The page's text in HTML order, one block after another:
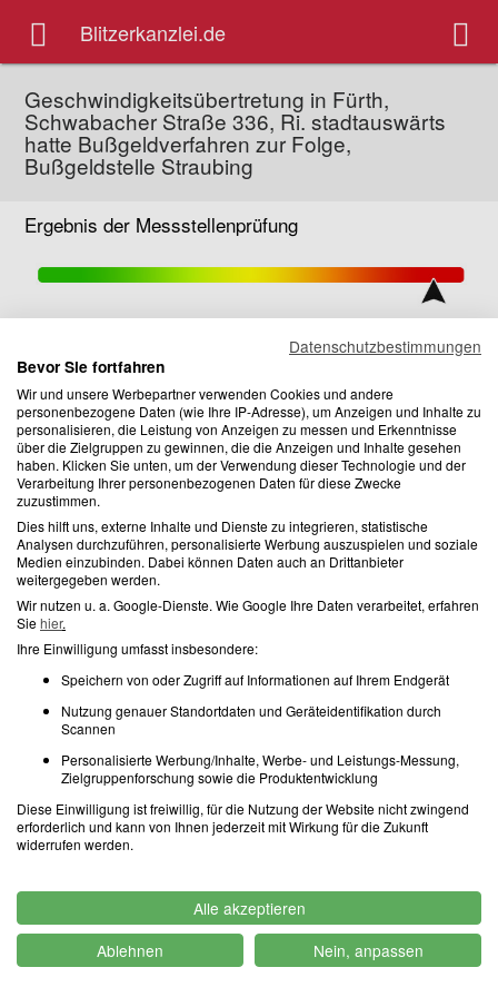
Blitzerkanzlei.de
Geschwindigkeitsübertretung in Fürth,
Schwabacher Straße 336, Ri. stadtauswärts
hatte Bußgeldverfahren zur Folge,
Bußgeldstelle Straubing
Ergebnis der Messstellenprüfung
JETZT KOSTENLOS PRÜFEN
Messstellen Information
30. Juli 2024
in Fürth, Schwabacher Straße 336, Ri. stadtauswärts wurde die
zulässige Höchstgeschwindigkeit von 50 km/h außerhalb
geschlossener Ortschaften um 24 km/h überschritten.
Gemessen wurden mit Geschwindigkeitsmessanlage – mobil –
PoliScan FM1 74 km/h mit Frontfoto.
Verletzte Vorschriften: § 41 Abs. 1 iVm Anlage 2, § 49 StVO, §
Aktenführende Bußgeldstelle Straubing übersandte
Anhörungsbogen
Die Fachanwälte für Verkehrsrecht bei der
Sie umfassend und kostenlos bei Fällen zu dieser Messstelle.
Sie wurden hier geblitzt oder gelasert? Dann in nur 2 Minuten
kostenlose Beurteilung erhalten.
Datenschutzbestimmungen
Bevor Sie fortfahren
Wir und unsere Werbepartner verwenden Cookies und andere
personenbezogene Daten (wie Ihre IP-Adresse), um Anzeigen und Inhalte zu
personalisieren, die Leistung von Anzeigen zu messen und Erkenntnisse
über die Zielgruppen zu gewinnen, die die Anzeigen und Inhalte gesehen
haben. Klicken Sie unten, um der Verwendung dieser Technologie und der
Verarbeitung Ihrer personenbezogenen Daten für diese Zwecke
zuzustimmen.
Dies hilft uns, externe Inhalte und Dienste zu integrieren, statistische
Analysen durchzuführen, personalisierte Werbung auszuspielen und soziale
Medien einzubinden. Dabei können Daten auch an Drittanbieter
weitergegeben werden.
Wir nutzen u. a. Google-Dienste. Wie Google Ihre Daten verarbeitet, erfahren
Siehier.
Ihre Einwilligung umfasst insbesondere:
Speichern von oder Zugriff auf Informationen auf Ihrem Endgerät
Nutzung genauer Standortdaten und Geräteidentifikation durch
Scannen
Personalisierte Werbung/Inhalte, Werbe- und Leistungs-Messung,
Zielgruppenforschung sowie die Produktentwicklung
Diese Einwilligung ist freiwillig, für die Nutzung der Website nicht zwingend
erforderlich und kann von Ihnen jederzeit mit Wirkung für die Zukunft
widerrufen werden.
Alle akzeptieren
Ablehnen
Nein, anpassen